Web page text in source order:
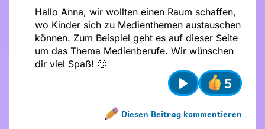
Stelle dirvor dem Absendenfolgende
Fragen :
Ist mein Text freundlich und
respektvoll?
Ist mein Beitrag für alle verständlich?
Möchte ich, dass andere das über
Hallo Anna, wir wollten einen Raum schaffen,
wo Kinder sich zu Medienthemen austauschen
können. Zum Beispiel geht es auf dieser Seite
um das Thema Medienberufe. Wir wünschen
dir viel Spaß! 🙂
Play
5
Diesen Beitrag kommentieren